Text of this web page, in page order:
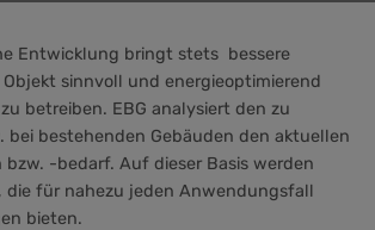
Entwicklung bringt stets bessere
sinnvoll und energieoptimierend
betreiben. EBG analysiert den zu
bei bestehenden Gebäuden den aktuellen
bzw. -bedarf. Auf dieser Basis werden
die für nahezu jeden Anwendungsfall
bieten.